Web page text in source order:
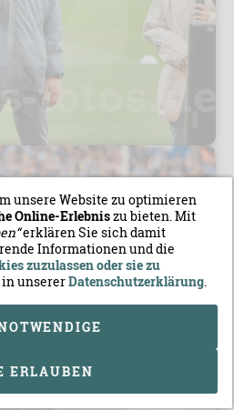
unsere Website zu optimieren
Online-Erlebniszu bieten. Mit
erklären Sie sich damit
Informationen und die
zuzulassen oder sie zu
unsererDatenschutzerklärung.
ERLAUBEN